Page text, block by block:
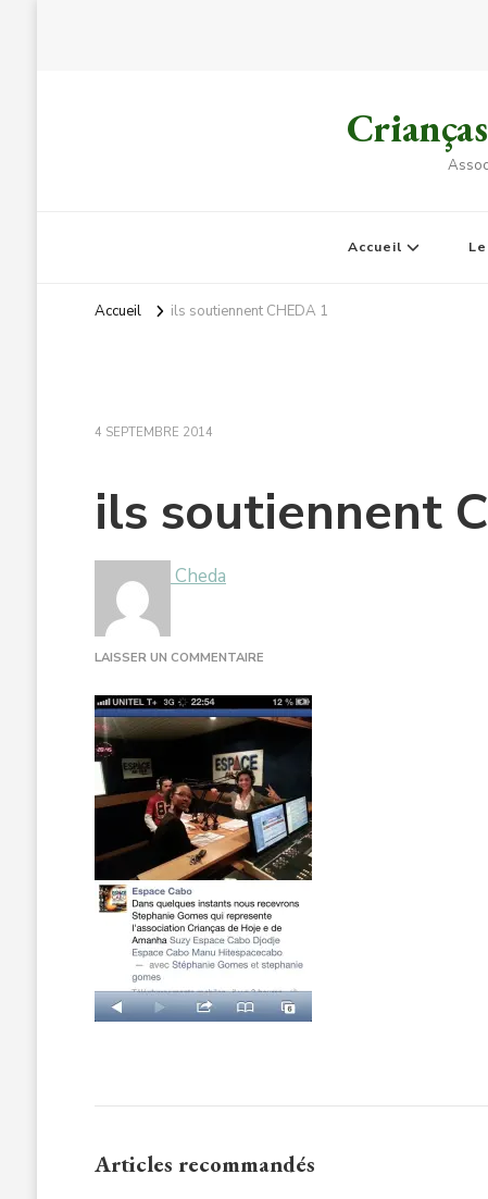
Accueil
Accueil ils soutiennent CHEDA 1
4 SEPTEMBRE 2014
ils soutiennent
Cheda
LAISSER UN COMMENTAIRESUR
SOUTIENNENT
CHEDA
Articles recommandés